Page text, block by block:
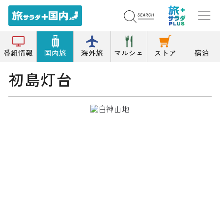
番組情報 国内旅 海外旅 マルシェ ストア 宿泊
トップ 初島灯台
初島灯台